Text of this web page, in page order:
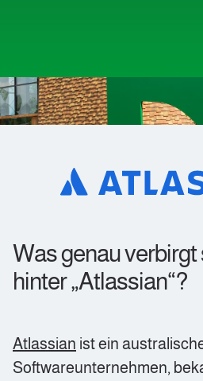
Was genau
hinter „Atlassian“?
Atlassian ist ein
Softwareunternehmen,